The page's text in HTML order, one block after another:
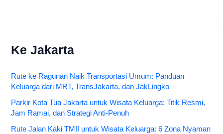
Ke Jakarta
Rute ke Ragunan Naik Transportasi Umum: Panduan
Keluarga dari MRT, TransJakarta, dan JakLingko
Parkir Kota Tua Jakarta untuk Wisata Keluarga: Titik Resmi,
Jam Ramai, dan Strategi Anti-Penuh
Rute Jalan Kaki TMII untuk Wisata Keluarga: 6 Zona Nyaman